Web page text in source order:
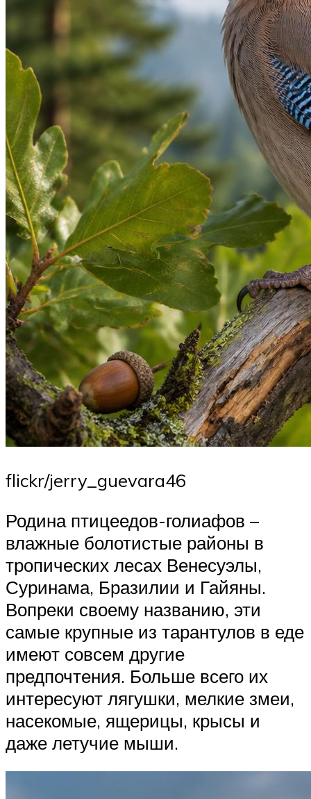
flickr/jerry_guevara46
Родина птицеедов-голиафов –
влажные болотистые районы в
тропических лесах Венесуэлы,
Суринама, Бразилии и Гайяны.
Вопреки своему названию, эти
самые крупные из тарантулов в еде
имеют совсем другие
предпочтения. Больше всего их
интересуют лягушки, мелкие змеи,
насекомые, ящерицы, крысы и
даже летучие мыши.